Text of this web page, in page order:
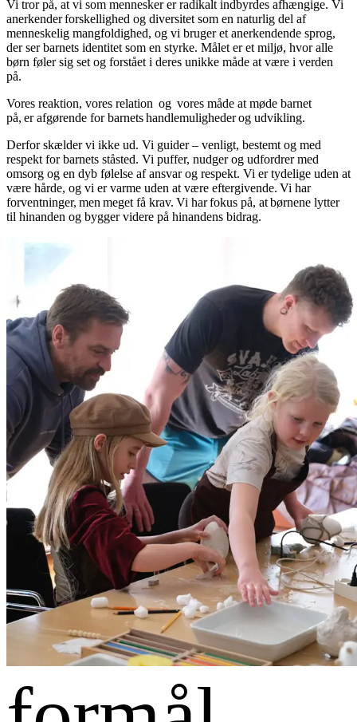
Vi tror på, at vi som mennesker er radikalt indbyrdes afhængige. Vi
anerkender forskellighed og diversitet som en naturlig del af
menneskelig mangfoldighed, og vi bruger et anerkendende sprog,
der ser barnets identitet som en styrke. Målet er et miljø, hvor alle
børn føler sig set og forstået i deres unikke måde at være i verden
på.
Vores reaktion, vores relation og vores måde at møde barnet
på, er afgørende for barnets handlemuligheder og udvikling.
Derfor skælder vi ikke ud. Vi guider – venligt, bestemt og med
respekt for barnets ståsted. Vi puffer, nudger og udfordrer med
omsorg og en dyb følelse af ansvar og respekt. Vi er tydelige uden at
være hårde, og vi er varme uden at være eftergivende. Vi har
forventninger, men meget få krav. Vi har fokus på, at børnene lytter
til hinanden og bygger videre på hinandens bidrag.